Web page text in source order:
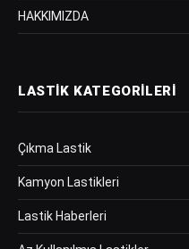
HAKKIMIZDA
LASTIK KATEGORILERI
Çıkma Lastik
Kamyon Lastikleri
Lastik Haberleri